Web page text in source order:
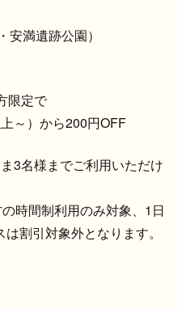
安満遺跡公園）
限定で
～）から200円OFF
3名様までご利用いただけ
時間制利用のみ対象、1日
割引対象外となります。